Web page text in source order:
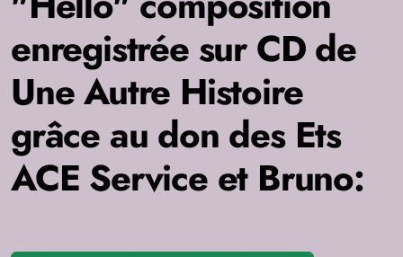
enregistrée sur CD de
Une Autre Histoire
grâce au don des Ets
ACE Service et Bruno: